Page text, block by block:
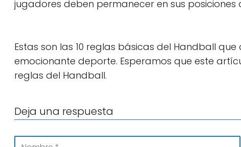
jugadores deben permanecer en sus
Estas son las 10 reglas básicas del Handball
emocionante deporte. Esperamos que este
reglas del Handball.
Deja una respuesta